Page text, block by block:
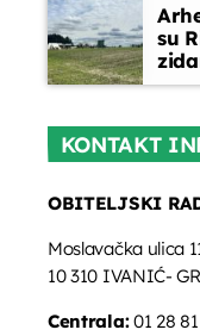
su
KONTAKT
OBITELJSKI
Moslavačka ulica
10 310 IVANIĆ-
Centrala:01 28